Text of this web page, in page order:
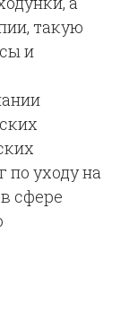
такую
и
по уходу на
сфере